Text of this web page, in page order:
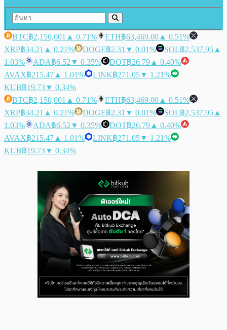
BTC฿2,150,001 ▲ 0.71% ETH฿63,469.00 ▲ 0.51%
XRP฿34.21 ▲ 0.21% DOGE฿2.31 ▼ 0.01% SOL฿2,537.95 ▲
1.03%
ADA฿6.52 ▼ 0.35% DOT฿26.79 ▲ 0.40%
AVAX฿215.47 ▲ 1.01% LINK฿271.05▼ 1.21%
KUB฿19.73▼ 0.34%
BTC฿2,150,001 ▲ 0.71% ETH฿63,469.00 ▲ 0.51%
XRP฿34.21 ▲ 0.21% DOGE฿2.31 ▼ 0.01% SOL฿2,537.95 ▲
1.03%
ADA฿6.52 ▼ 0.35% DOT฿26.79 ▲ 0.40%
AVAX฿215.47 ▲ 1.01% LINK฿271.05▼ 1.21%
KUB฿19.73▼ 0.34%